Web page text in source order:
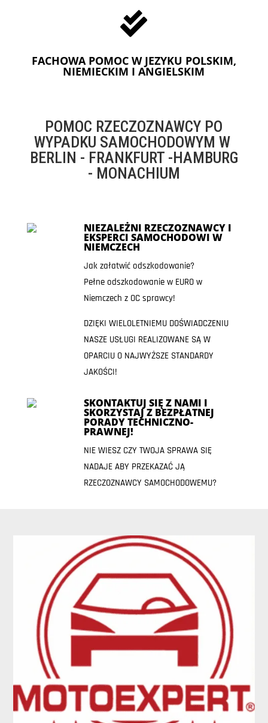

FACHOWA POMOC W JEZYKU POLSKIM,
NIEMIECKIM I ANGIELSKIM
POMOC RZECZOZNAWCY PO
WYPADKU SAMOCHODOWYM W
BERLIN - FRANKFURT -HAMBURG
- MONACHIUM
NIEZALEŻNI RZECZOZNAWCY I
EKSPERCI SAMOCHODOWI W
NIEMCZECH
Jak załatwić odszkodowanie?
Pełne odszkodowanie w EURO w
Niemczech z OC sprawcy!
DZIĘKI WIELOLETNIEMU DOŚWIADCZENIU
NASZE USŁUGI REALIZOWANE SĄ W
OPARCIU O NAJWYŻSZE STANDARDY
JAKOŚCI!
SKONTAKTUJ SIĘ Z NAMI I
SKORZYSTAJ Z BEZPŁATNEJ
PORADY TECHNICZNO-
PRAWNEJ!
NIE WIESZ CZY TWOJA SPRAWA SIĘ
NADAJE ABY PRZEKAZAĆ JĄ
RZECZOZNAWCY SAMOCHODOWEMU?